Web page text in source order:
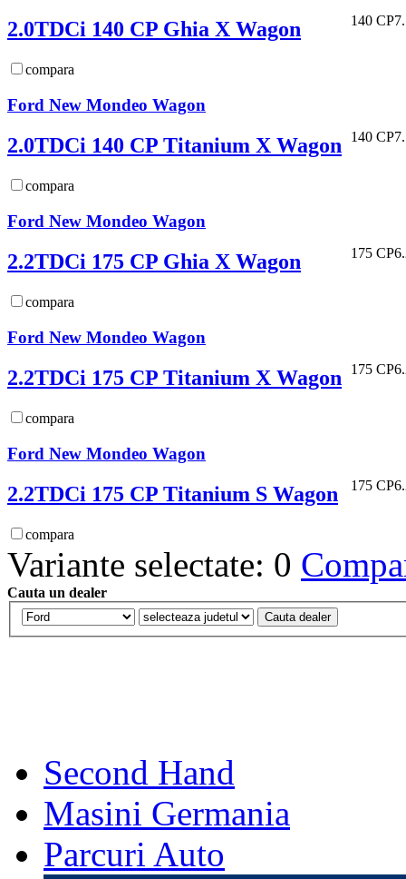
2.0TDCi 140 CP Ghia X Wagon
compara
140 CP
Ford New Mondeo Wagon
2.0TDCi 140 CP Titanium X Wagon
compara
140 CP
Ford New Mondeo Wagon
2.2TDCi 175 CP Ghia X Wagon
compara
175 CP
Ford New Mondeo Wagon
2.2TDCi 175 CP Titanium X Wagon
compara
175 CP
Ford New Mondeo Wagon
2.2TDCi 175 CP Titanium S Wagon
compara
175 CP
Variante selectate: 0
Cauta un dealer
Second Hand
Masini Germania
Parcuri Auto